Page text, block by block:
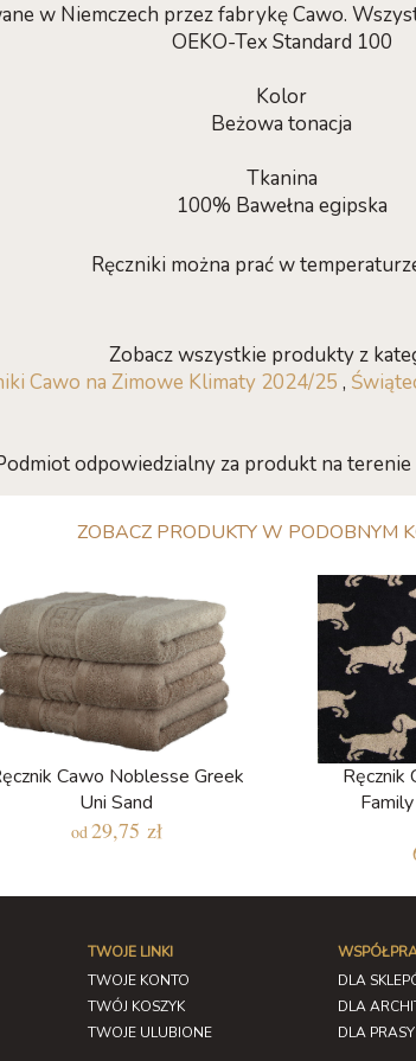
w Niemczech przez fabrykę Cawo.
OEKO-Tex Standard 100
Kolor
Beżowa tonacja
Tkanina
100% Bawełna egipska
Ręczniki można prać w
Zobacz wszystkie produkty z
Cawo na Zimowe Klimaty 2024/25 ,
odpowiedzialny za produkt na
ZOBACZ PRODUKTY W PODOBNYM
Cawo Noblesse Greek
Uni Sand
od 29,75 zł
Ręcznik
TWOJE LINKI
TWOJE KONTO
TWÓJ KOSZYK
TWOJE ULUBIONE
DLA
DLA
DLA